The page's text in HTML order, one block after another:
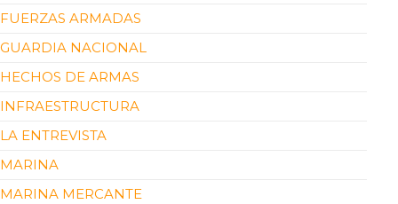
FUERZAS ARMADAS
GUARDIA NACIONAL
HECHOS DE ARMAS
INFRAESTRUCTURA
LA ENTREVISTA
MARINA
MARINA MERCANTE